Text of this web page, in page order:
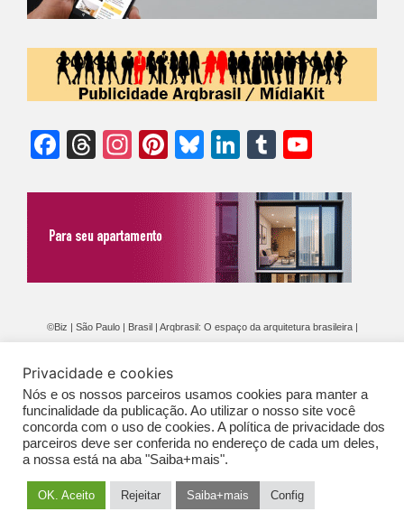
Facebook
Threads
Instagram
Pinterest
Bluesky
LinkedIn
Tumblr
©Biz | São Paulo | Brasil | Arqbrasil: O espaço da arquitetura brasileira |
GERAIS DE PUBLICAÇÃO (CGP
Privacidade e cookies
Nós e os nossos parceiros usamos cookies para manter a
funcinalidade da publicação. Ao utilizar o nosso site você
concorda com o uso de cookies. A política de privacidade dos
parceiros deve ser conferida no endereço de cada um deles,
a nossa está na aba "Saiba+mais".
OK. Aceito Rejeitar Saiba+mais Config